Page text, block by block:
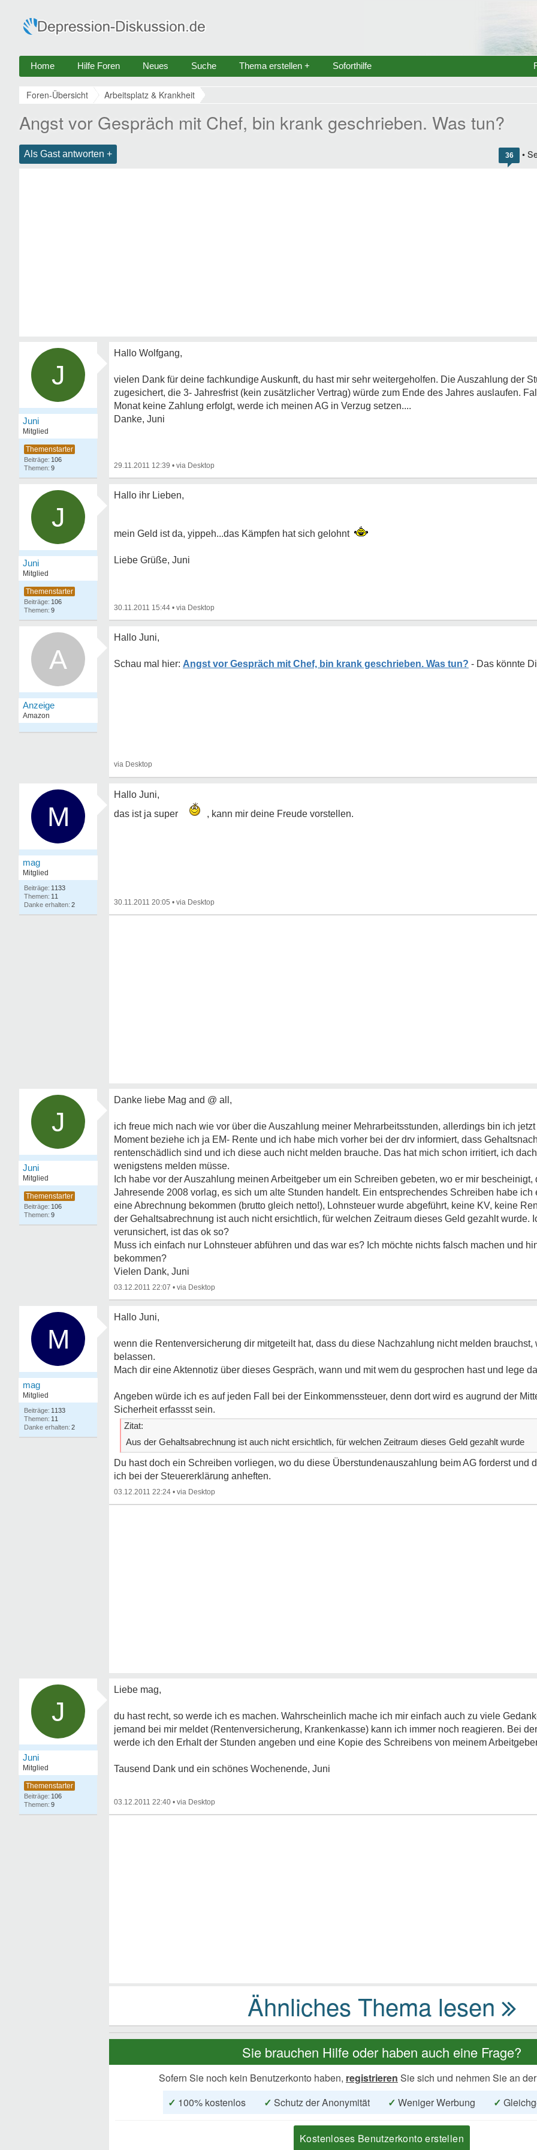
Home Hilfe Foren Neues Suche Thema erstellen + Soforthilfe
Foren-Übersicht Arbeitsplatz & Krankheit
Angst vor Gespräch mit Chef, bin krank geschrieben. Was tun?
Als Gast antworten + 36 •
J
Juni
Mitglied
106
9
Hallo Wolfgang,
vielen Dank für deine fachkundige Auskunft, du hast mir sehr weitergeholfen. Die Auszahlung der
zugesichert, die 3- Jahresfrist (kein zusätzlicher Vertrag) würde zum Ende des Jahres auslaufen.
Monat keine Zahlung erfolgt, werde ich meinen AG in Verzug setzen....
Danke, Juni
29.11.2011 12:39 •
J
Juni
Mitglied
106
9
Hallo ihr Lieben,
mein Geld ist da, yippeh...das Kämpfen hat sich gelohnt
Liebe Grüße, Juni
30.11.2011 15:44 •
A
Hallo Juni,
Angst vor Gespräch mit Chef, bin krank geschrieben. Was tun?
M
mag
Mitglied
1133
11
2
Hallo Juni,
das ist ja super
, kann mir deine Freude vorstellen.
30.11.2011 20:05 •
J
Juni
Mitglied
106
9
Danke liebe Mag and @ all,
ich freue mich nach wie vor über die Auszahlung meiner Mehrarbeitsstunden, allerdings bin ich
Moment beziehe ich ja EM- Rente und ich habe mich vorher bei der drv informiert, dass
rentenschädlich sind und ich diese auch nicht melden brauche. Das hat mich schon irritiert, ich
wenigstens melden müsse.
Ich habe vor der Auszahlung meinen Arbeitgeber um ein Schreiben gebeten, wo er mir
Jahresende 2008 vorlag, es sich um alte Stunden handelt. Ein entsprechendes Schreiben habe ich
eine Abrechnung bekommen (brutto gleich netto!), Lohnsteuer wurde abgeführt, keine KV, keine
der Gehaltsabrechnung ist auch nicht ersichtlich, für welchen Zeitraum dieses Geld gezahlt wurde.
verunsichert, ist das ok so?
Muss ich einfach nur Lohnsteuer abführen und das war es? Ich möchte nichts falsch machen und
bekommen?
Vielen Dank, Juni
03.12.2011 22:07 •
M
mag
Mitglied
1133
11
2
Hallo Juni,
wenn die Rentenversicherung dir mitgeteilt hat, dass du diese Nachzahlung nicht melden
belassen.
Mach dir eine Aktennotiz über dieses Gespräch, wann und mit wem du gesprochen hast und lege
Angeben würde ich es auf jeden Fall bei der Einkommenssteuer, denn dort wird es augrund der
Sicherheit erfassst sein.
Zitat:
Aus der Gehaltsabrechnung ist auch nicht ersichtlich, für welchen Zeitraum dieses Geld gezahlt wurde
Du hast doch ein Schreiben vorliegen, wo du diese Überstundenauszahlung beim AG forderst und
ich bei der Steuererklärung anheften.
03.12.2011 22:24 •
J
Juni
Mitglied
106
9
Liebe mag,
du hast recht, so werde ich es machen. Wahrscheinlich mache ich mir einfach auch zu viele
jemand bei mir meldet (Rentenversicherung, Krankenkasse) kann ich immer noch reagieren. Bei
werde ich den Erhalt der Stunden angeben und eine Kopie des Schreibens von meinem
Tausend Dank und ein schönes Wochenende, Juni
03.12.2011 22:40 •
Sie brauchen Hilfe oder haben auch eine Frage?
Sofern Sie noch kein Benutzerkonto haben, registrieren Sie sich und nehmen Sie an
✓ 100% kostenlos ✓ Schutz der Anonymität ✓ Weniger Werbung ✓
Kostenloses Benutzerkonto erstellen